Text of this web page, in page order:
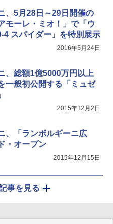
、5月28日～29日開催の
モーレ・ミオ！」で「ウ
4 スパイダー」を特別展示
2016年5月24日
、総額1億5000万円以上
一般初公開する「ミュゼ
2015年12月2日
、「ランボルギーニ広
・オープン
2015年12月15日
事を見る